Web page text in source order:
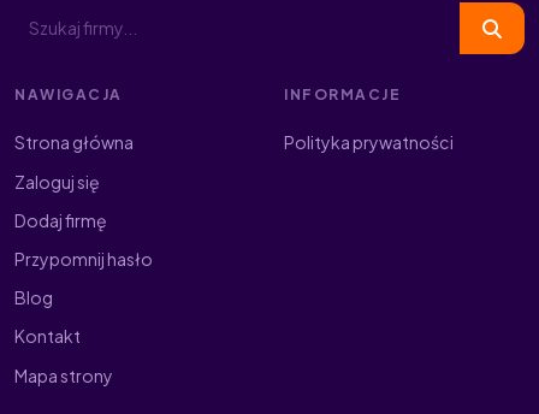
NAWIGACJA
Strona główna
Zaloguj się
Dodaj firmę
Przypomnij hasło
Blog
Kontakt
Mapa strony
INFORMACJE
Polityka prywatności